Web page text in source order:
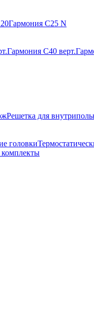
Гармония С25 N
Гармония С40 верт.
Решетка для
головки